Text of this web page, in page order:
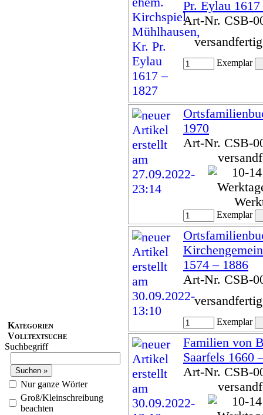
Kategorien
Volltextsuche
Suchbegriff
Nur ganze Wörter
Groß/Kleinschreibung
beachten
Pr. Eylau
Art-Nr. CSB-
Exemplar
1970
Art-Nr. CSB-
Exemplar
1574 – 1886
Art-Nr. CSB-
Exemplar
Familien von
Saarfels 1660
Art-Nr. CSB-